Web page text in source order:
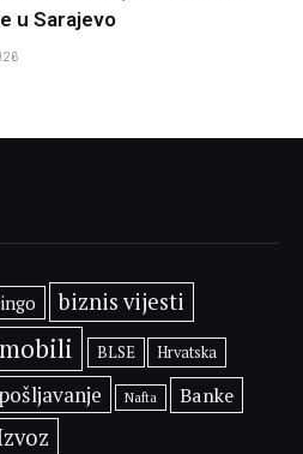
u Sarajevo
biznis vijesti
BLSE Hrvatska
Nafta
Banke